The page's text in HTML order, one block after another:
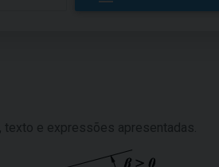
texto e expressões apresentadas.